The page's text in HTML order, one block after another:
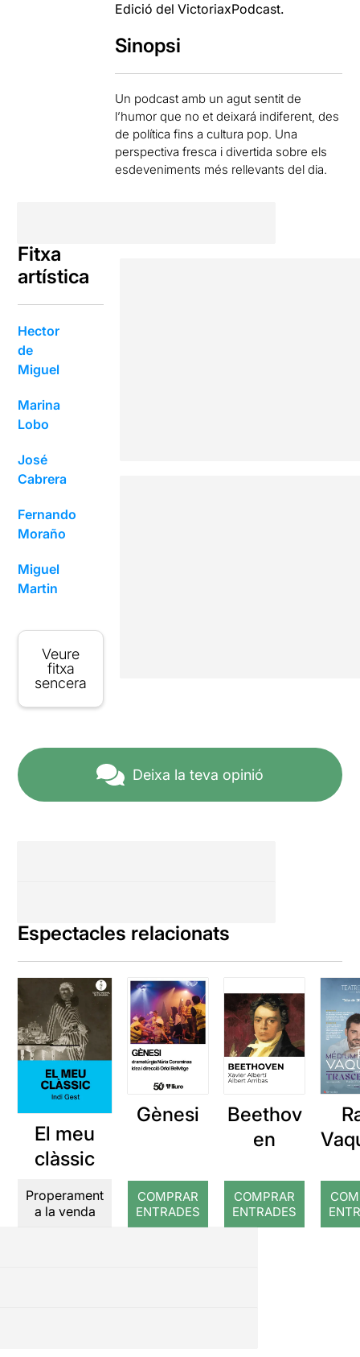
Edició del VictoriaxPodcast.
Sinopsi
Un podcast amb un agut sentit de
l’humor que no et deixará indiferent, des
de política fins a cultura pop. Una
perspectiva fresca i divertida sobre els
esdeveniments més rellevants del dia.
Fitxa
artística
Hector
de
Miguel
Marina
Lobo
José
Cabrera
Fernando
Moraño
Miguel
Martin
Veure
fitxa
sencera
Deixa la teva opinió
Espectacles relacionats
El meu
clàssic
Properament
a la venda
Gènesi
COMPRAR
ENTRADES
Beethov
en
COMPRAR
ENTRADES